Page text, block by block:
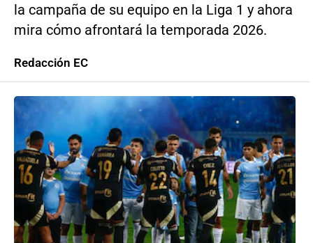
la campaña de su equipo en la Liga 1 y ahora
mira cómo afrontará la temporada 2026.
Redacción EC